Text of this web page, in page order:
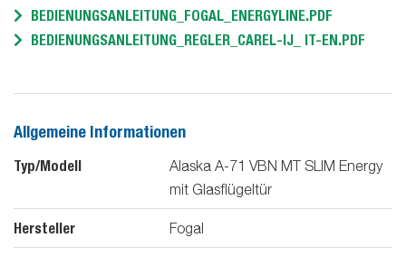
BEDIENUNGSANLEITUNG_FOGAL_ENERGYLINE.PDF
BEDIENUNGSANLEITUNG_REGLER_CAREL-IJ_ IT-EN.PDF
Allgemeine Informationen
Typ/Modell
Alaska A-71 VBN MT SLIM Energy
mit Glasflügeltür
Hersteller Fogal